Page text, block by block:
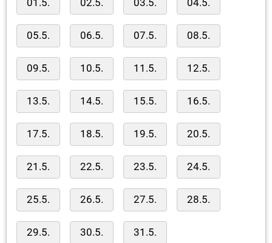
01.5. 02.5. 03.5. 04.5.
05.5. 06.5. 07.5. 08.5.
09.5. 10.5. 11.5. 12.5.
13.5. 14.5. 15.5. 16.5.
17.5. 18.5. 19.5. 20.5.
21.5. 22.5. 23.5. 24.5.
25.5. 26.5. 27.5. 28.5.
29.5. 30.5. 31.5.